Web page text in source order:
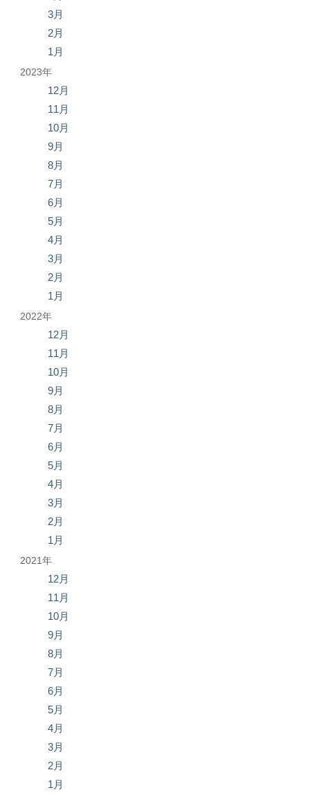
3月
2月
1月
2023年
12月
11月
10月
9月
8月
7月
6月
5月
4月
3月
2月
1月
2022年
12月
11月
10月
9月
8月
7月
6月
5月
4月
3月
2月
1月
2021年
12月
11月
10月
9月
8月
7月
6月
5月
4月
3月
2月
1月